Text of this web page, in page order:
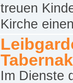
treuen
Kirche
Im Dienste